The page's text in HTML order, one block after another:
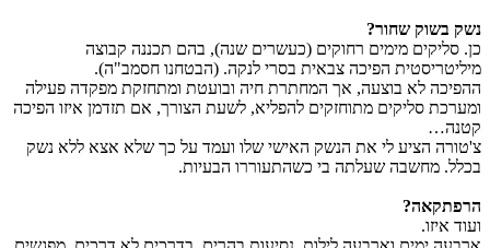
נשק בשוק שחור?
כן. סליקים מימים רחוקים (כעשרים שנה), בהם תכננה קבוצה
מיליטריסטית הפיכה צבאית בסרי לנקה. (הבטחנו חסמב"ה).
ההפיכה לא בוצעה, אך המחתרת חיה ובועטת ומתחזקת מפקדה פעילה
ומערכת סליקים מתוחזקים להפליא, לשעת הצורך, אם תזדמן איזו הפיכה
קטנה…
צ'טורה הציע לי את הנשק האישי שלו ועמד על כך שלא אצא ללא נשק
בכלל. מחשבה שעלתה בי כשהתעוררו הבעיות.
הרפתקאה?
ועוד איזו.